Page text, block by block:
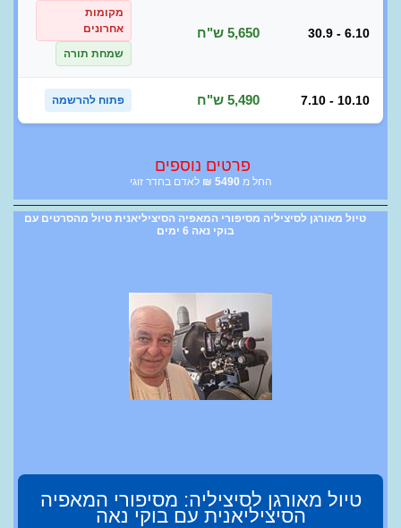
30.9 - 6.10 5,650 ש"ח
מקומות
אחרונים
שמחת תורה
7.10 - 10.10 5,490 ש"ח פתוח להרשמה
פרטים נוספים
החל מ 5490
₪ לאדם בחדר זוגי
טיול מאורגן לסיציליה מסיפורי המאפיה הסיציליאנית טיול מהסרטים עם
בוקי נאה 6 ימים
טיול מאורגן לסיציליה: מסיפורי המאפיה
הסיציליאנית עם בוקי נאה